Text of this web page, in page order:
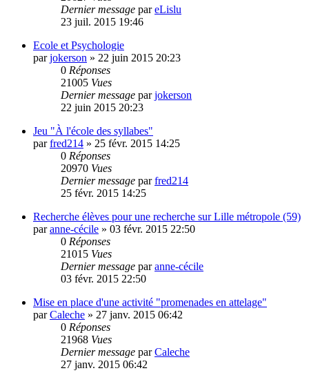
Dernier message pareLislu
23 juil. 2015 19:46
Ecole et Psychologie
parjokerson » 22 juin 2015 20:23
0 Réponses
21005 Vues
Dernier message parjokerson
22 juin 2015 20:23
Jeu "À l'école des syllabes"
parfred214 » 25 févr. 2015 14:25
0 Réponses
20970 Vues
Dernier message parfred214
25 févr. 2015 14:25
Recherche élèves pour une recherche sur Lille métropole (59)
paranne-cécile » 03 févr. 2015 22:50
0 Réponses
21015 Vues
Dernier message paranne-cécile
03 févr. 2015 22:50
Mise en place d'une activité "promenades en attelage"
parCaleche » 27 janv. 2015 06:42
0 Réponses
21968 Vues
Dernier message parCaleche
27 janv. 2015 06:42